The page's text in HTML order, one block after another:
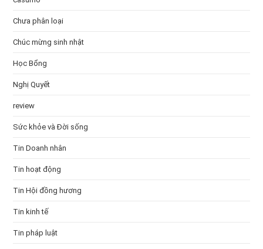
Chưa phân loại
Chúc mừng sinh nhật
Học Bổng
Nghị Quyết
review
Sức khỏe và Đời sống
Tin Doanh nhân
Tin hoạt động
Tin Hội đồng hương
Tin kinh tế
Tin pháp luật